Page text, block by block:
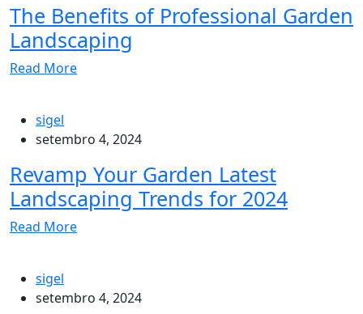
The Benefits of Professional Garden
Landscaping
Read More
sigel
setembro 4, 2024
Revamp Your Garden Latest
Landscaping Trends for 2024
Read More
sigel
setembro 4, 2024